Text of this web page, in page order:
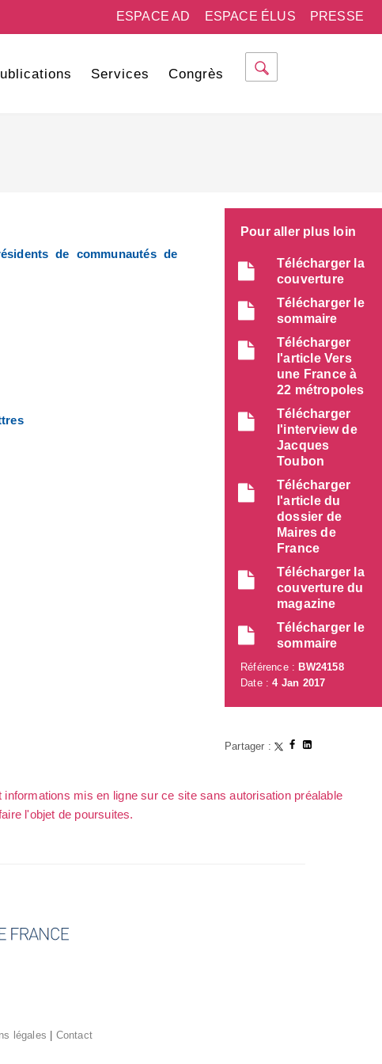
PRESSE
ESPACE ÉLUS
ESPACE AD
Services Congrès
de communautés de
Pour aller plus loin
Télécharger la
couverture
Télécharger le
sommaire
Télécharger
l'article Vers
une France à
22 métropoles
Télécharger
l'interview de
Jacques
Toubon
Télécharger
l'article du
dossier de
Maires de
France
Télécharger la
couverture du
magazine
Télécharger le
sommaire
Référence : BW24158
Date :4 Jan 2017
Partager :
mis en ligne sur ce site sans autorisation préalable
l'objet de poursuites.
légales | Contact